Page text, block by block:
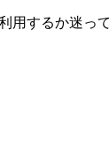
用するか迷っ